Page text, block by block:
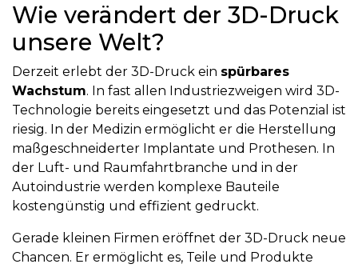
Wie verändert der 3D-Druck
unsere Welt?
Derzeit erlebt der 3D-Druck ein spürbares
Wachstum. In fast allen Industriezweigen wird 3D-
Technologie bereits eingesetzt und das Potenzial ist
riesig. In der Medizin ermöglicht er die Herstellung
maßgeschneiderter Implantate und Prothesen. In
der Luft- und Raumfahrtbranche und in der
Autoindustrie werden komplexe Bauteile
kostengünstig und effizient gedruckt.
Gerade kleinen Firmen eröffnet der 3D-Druck neue
Chancen. Er ermöglicht es, Teile und Produkte